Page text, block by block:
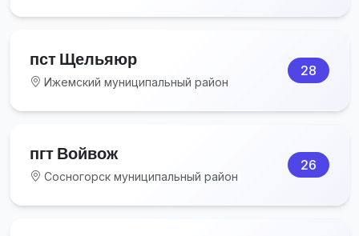
пст Щельяюр
Ижемский муниципальный район
28
пгт Войвож
Сосногорск муниципальный район
26